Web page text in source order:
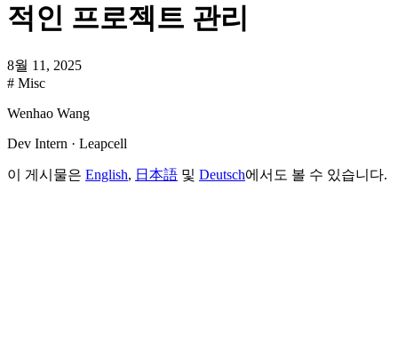
적인 프로젝트 관리
8월 11, 2025
# Misc
Wenhao Wang
Dev Intern · Leapcell
이 게시물은 English, 日本語 및 Deutsch에서도 볼 수 있습니다.